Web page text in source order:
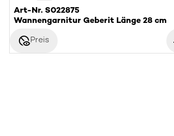
Art-Nr. S022875
Wannengarnitur Geberit Länge 28 cm
disabled_visiblePreis